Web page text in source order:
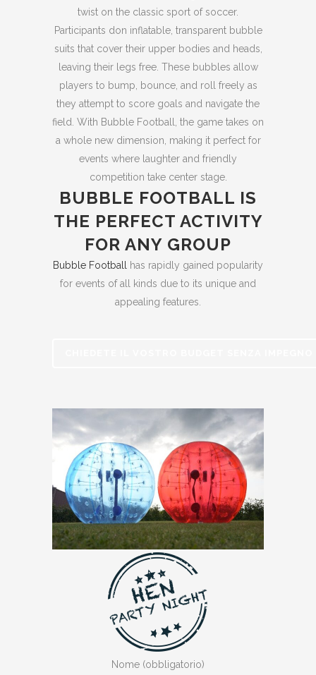
twist on the classic sport of soccer.
Participants don inflatable, transparent bubble
suits that cover their upper bodies and heads,
leaving their legs free. These bubbles allow
players to bump, bounce, and roll freely as
they attempt to score goals and navigate the
field. With Bubble Football, the game takes on
a whole new dimension, making it perfect for
events where laughter and friendly
competition take center stage.
BUBBLE FOOTBALL IS
THE PERFECT ACTIVITY
FOR ANY GROUP
Bubble Football
has rapidly gained popularity
for events of all kinds due to its unique and
appealing features.
Nome (obbligatorio)